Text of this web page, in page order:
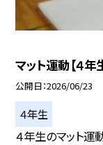
マット運動【４年
公開日 2026/06/23
４年生
４年生のマット運